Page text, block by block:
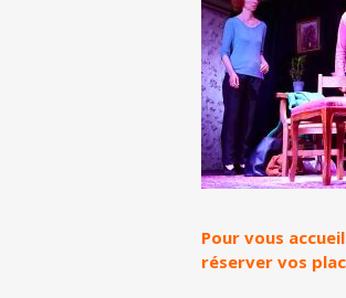
Pour vous
réserver vos